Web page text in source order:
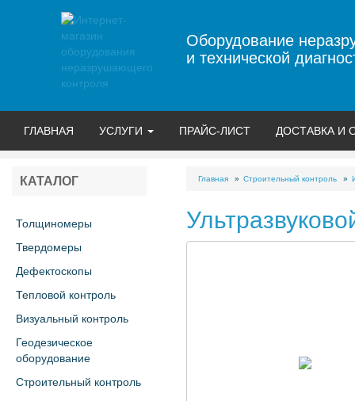
Оборудование
и технической
ГЛАВНАЯ УСЛУГИ ПРАЙС-ЛИСТ ДОСТАВКА И
КАТАЛОГ
Толщиномеры
Твердомеры
Дефектоскопы
Тепловой контроль
Визуальный контроль
Геодезическое
оборудование
Строительный контроль
Главная Строительный контроль